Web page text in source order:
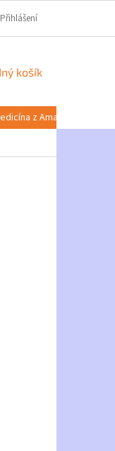
A PLATBA
Přihlášení
košík
z Amazonie